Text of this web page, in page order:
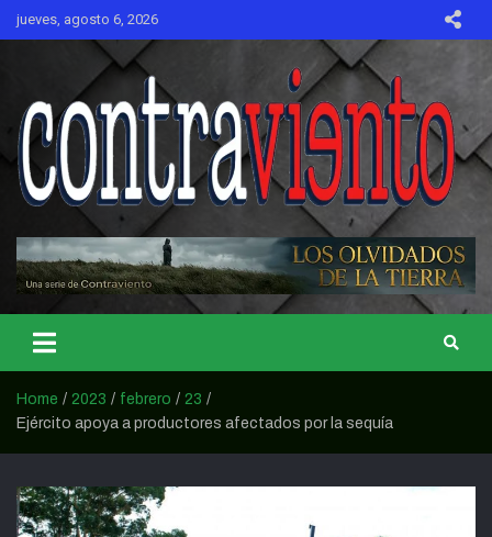
Skip
jueves, agosto 6, 2026
CONTRAVIENTO
Home 2023 febrero
23
Ejército apoya a productores afectados por la sequía